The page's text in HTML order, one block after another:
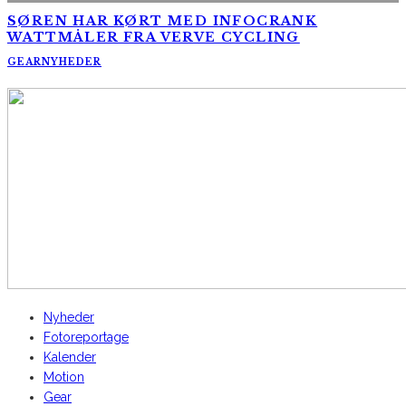
SØREN HAR KØRT MED INFOCRANK
WATTMÅLER FRA VERVE CYCLING
GEARNYHEDER
Nyheder
Fotoreportage
Kalender
Motion
Gear